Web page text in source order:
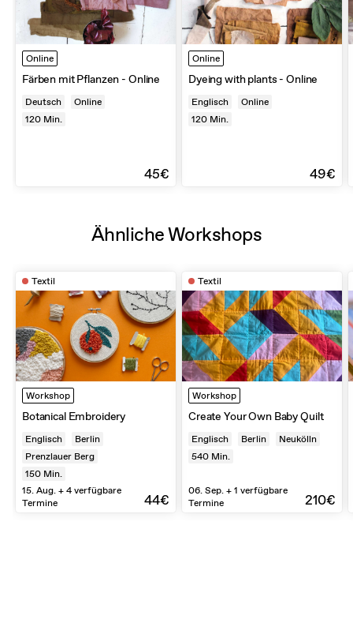
Online
Färben mit Pflanzen - Online
Deutsch
Online
120 Min.
45€
Online
Dyeing with plants - Online
Englisch
Online
120 Min.
49€
Ähnliche Workshops
Textil
Workshop
Botanical Embroidery
Englisch
Berlin
Prenzlauer Berg
150 Min.
15. Aug. + 4 verfügbare
Termine
44€
Textil
Workshop
Create Your Own Baby Quilt
Englisch Berlin
Neukölln
540 Min.
06. Sep. + 1 verfügbare
Termine
210€